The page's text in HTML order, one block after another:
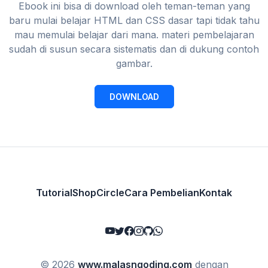
Ebook ini bisa di download oleh teman-teman yang
baru mulai belajar HTML dan CSS dasar tapi tidak tahu
mau memulai belajar dari mana. materi pembelajaran
sudah di susun secara sistematis dan di dukung contoh
gambar.
DOWNLOAD
TutorialShopCircleCara PembelianKontak
© 2026 www.malasngoding.com dengan